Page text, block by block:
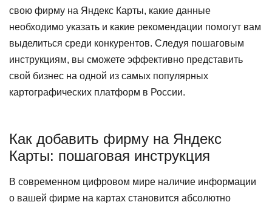
свою фирму на Яндекс Карты, какие данные
необходимо указать и какие рекомендации помогут вам
выделиться среди конкурентов. Следуя пошаговым
инструкциям, вы сможете эффективно представить
свой бизнес на одной из самых популярных
картографических платформ в России.
Как добавить фирму на Яндекс
Карты: пошаговая инструкция
В современном цифровом мире наличие информации
о вашей фирме на картах становится абсолютно